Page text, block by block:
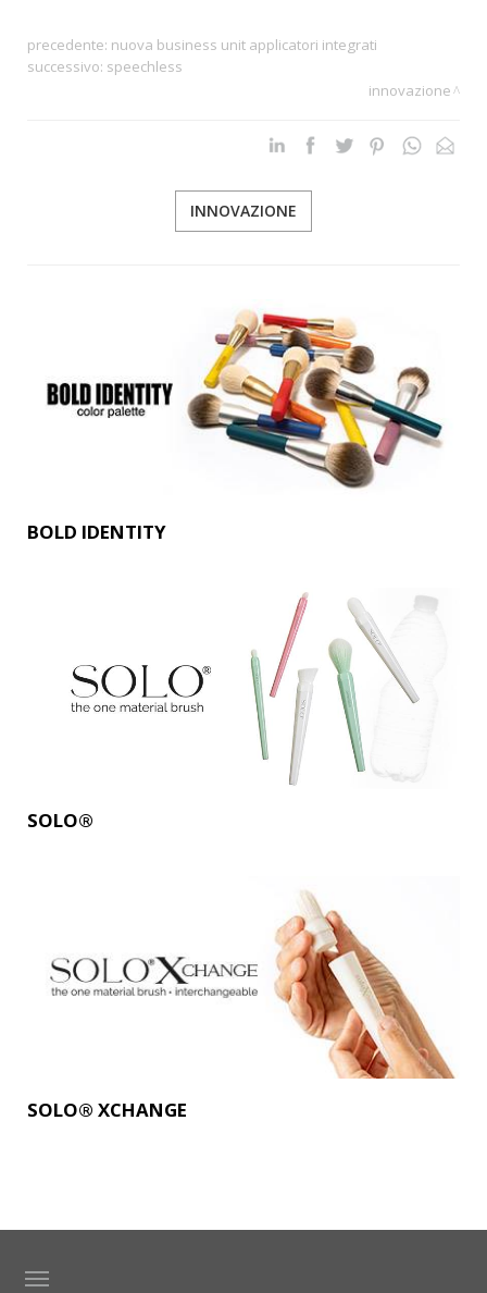
precedente: nuova business unit applicatori integrati
successivo: speechless
innovazione
INNOVAZIONE
BOLD IDENTITY
SOLO®
SOLO® XCHANGE